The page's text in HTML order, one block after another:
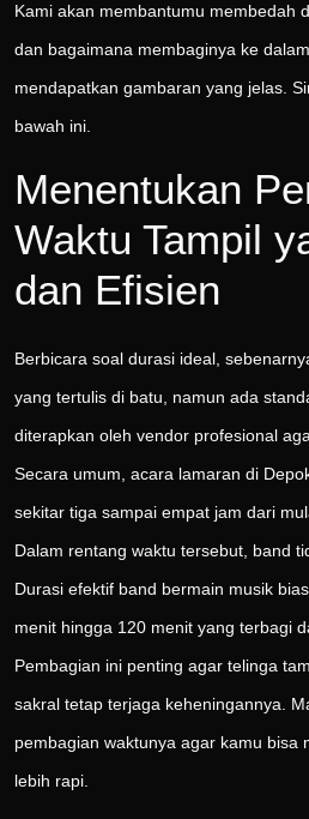
Kami akan membantumu membedah
dan bagaimana membaginya ke
mendapatkan gambaran yang jelas.
bawah ini.
Menentukan
Waktu Tampil
dan Efisien
Berbicara soal durasi ideal,
yang tertulis di batu, namun ada
diterapkan oleh vendor profesional
Secara umum, acara lamaran di
sekitar tiga sampai empat jam dari
Dalam rentang waktu tersebut, band
Durasi efektif band bermain musik
menit hingga 120 menit yang terbagi
Pembagian ini penting agar telinga
sakral tetap terjaga keheningannya.
pembagian waktunya agar kamu bisa
lebih rapi.